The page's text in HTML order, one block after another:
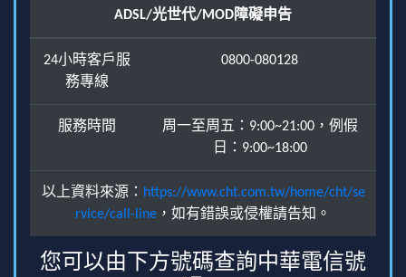
ADSL/光世代/MOD障礙申告
24小時客戶服
務專線
0800-080128
服務時間
周一至周五：9:00~21:00，例假
日：9:00~18:00
以上資料來源： https://www.cht.com.tw/home/cht/se
rvice/call-line ，如有錯誤或侵權請告知。
您可以由下方號碼查詢中華電信號